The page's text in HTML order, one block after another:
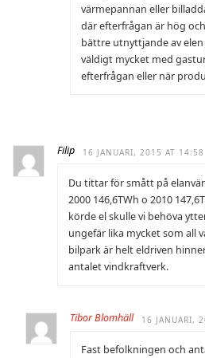
värmepannan eller
där efterfrågan är hög
bättre utnyttjande av
väldigt mycket med
efterfrågan eller när
Filip 16 JANUARI, 2015 AT 14:58
Du tittar för smått på
2000 146,6TWh o 2010
körde el skulle vi behöva
ungefär lika mycket som all
bilpark är helt eldriven
antalet vindkraftverk.
Tibor Blomhäll 16 JANUARI,
Fast befolkningen och